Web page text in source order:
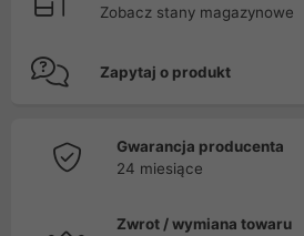
Zobacz stany magazynowe
Zapytaj o produkt
Gwarancja producenta
24 miesiące
Zwrot / wymiana towaru